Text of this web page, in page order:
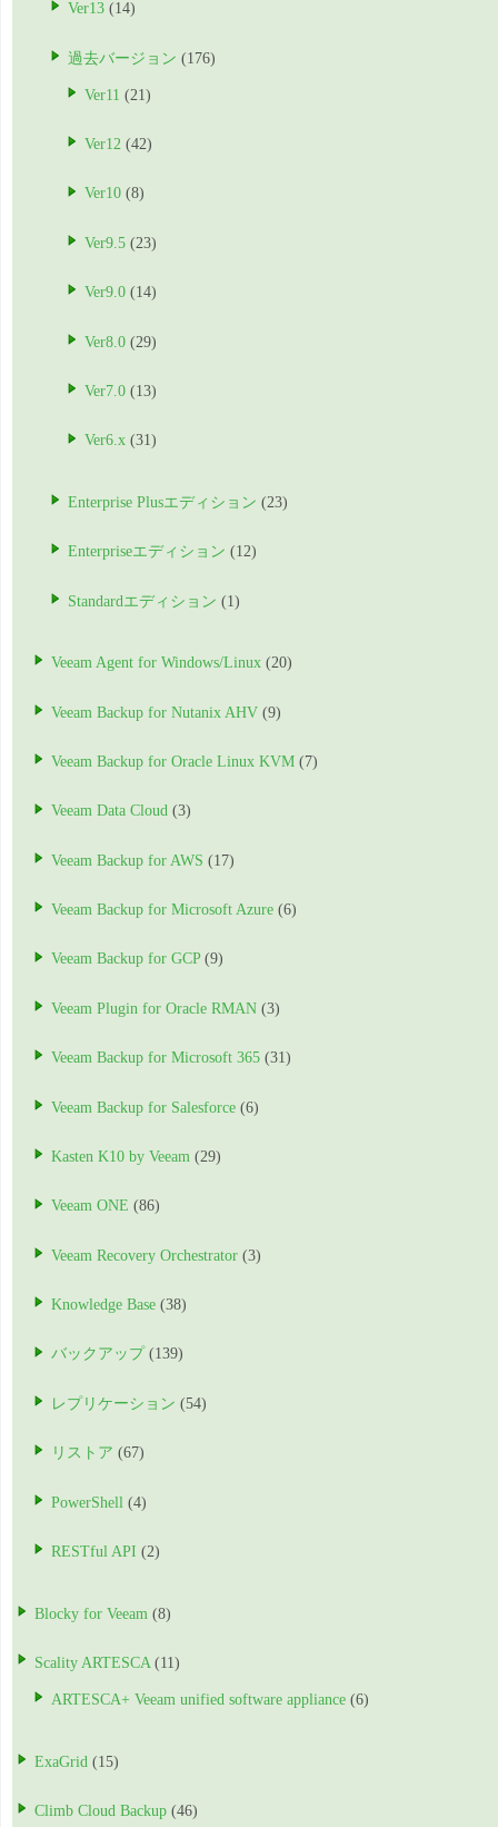
Ver13 (14)
過去バージョン (176)
Ver11 (21)
Ver12 (42)
Ver10 (8)
Ver9.5 (23)
Ver9.0 (14)
Ver8.0 (29)
Ver7.0 (13)
Ver6.x (31)
Enterprise Plusエディション (23)
Enterpriseエディション (12)
Standardエディション (1)
Veeam Agent for Windows/Linux (20)
Veeam Backup for Nutanix AHV (9)
Veeam Backup for Oracle Linux KVM (7)
Veeam Data Cloud (3)
Veeam Backup for AWS (17)
Veeam Backup for Microsoft Azure (6)
Veeam Backup for GCP(9)
Veeam Plugin for Oracle RMAN (3)
Veeam Backup for Microsoft 365 (31)
Veeam Backup for Salesforce (6)
Kasten K10 by Veeam (29)
Veeam ONE (86)
Veeam Recovery Orchestrator (3)
Knowledge Base (38)
バックアップ (139)
レプリケーション (54)
リストア (67)
PowerShell (4)
RESTful API (2)
Blocky for Veeam (8)
Scality ARTESCA (11)
ARTESCA+ Veeam unified software appliance (6)
ExaGrid (15)
Climb Cloud Backup (46)